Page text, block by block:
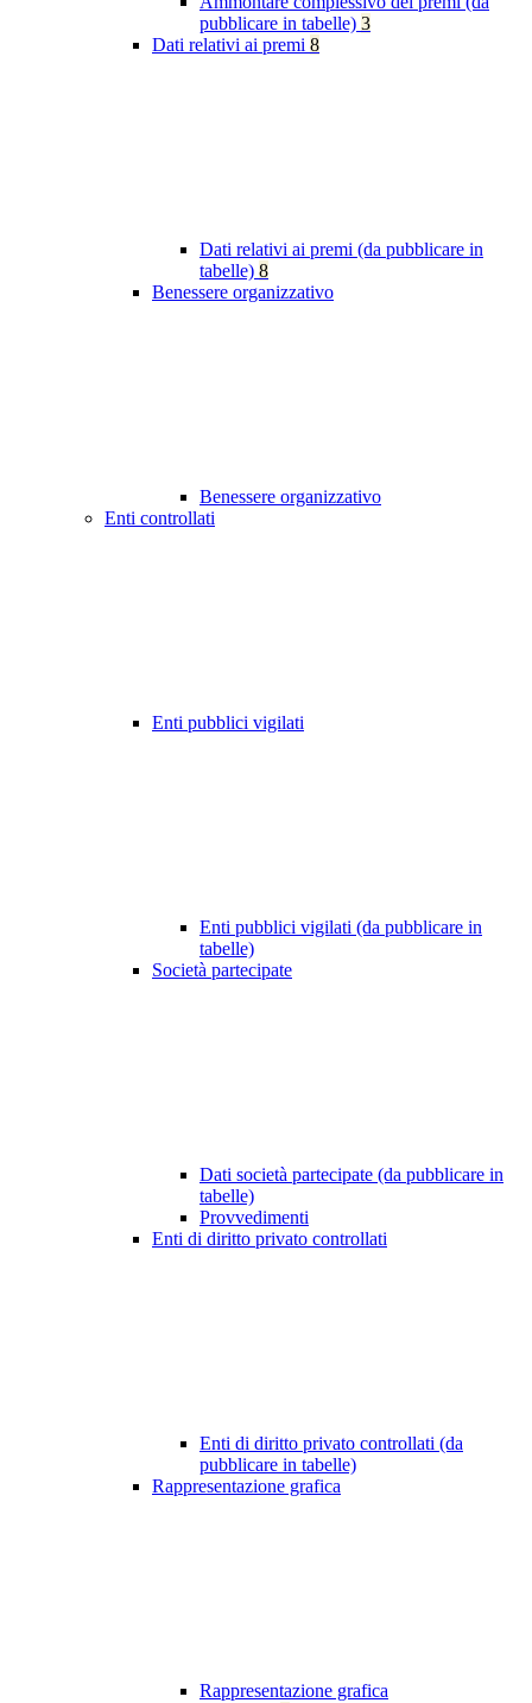
pubblicare in tabelle) 3
Dati relativi ai premi 8
Dati relativi ai premi (da pubblicare in
tabelle) 8
Benessere organizzativo
Benessere organizzativo
Enti controllati
Enti pubblici vigilati
Enti pubblici vigilati (da pubblicare in
tabelle)
Società partecipate
Dati società partecipate (da pubblicare in
tabelle)
Provvedimenti
Enti di diritto privato controllati
Enti di diritto privato controllati (da
pubblicare in tabelle)
Rappresentazione grafica
Rappresentazione grafica